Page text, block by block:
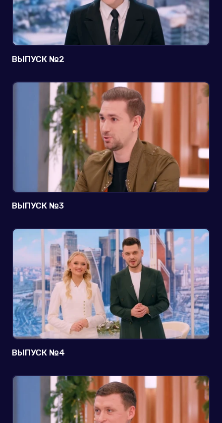
ВЫПУСК №2
ВЫПУСК №3
ВЫПУСК №4